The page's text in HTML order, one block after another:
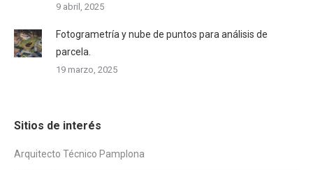
9 abril, 2025
Fotogrametría y nube de puntos para análisis de
parcela.
19 marzo, 2025
Sitios de interés
Arquitecto Técnico Pamplona